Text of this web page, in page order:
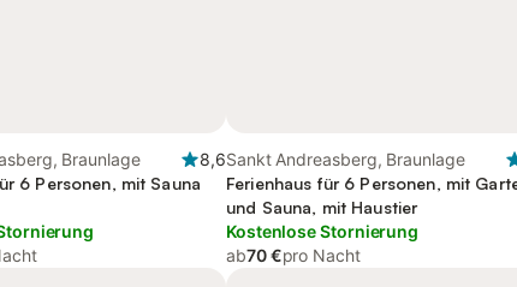
Braunlage
8,6
6 Personen, mit Sauna
Sankt Andreasberg, Braunlage
Ferienhaus für 6 Personen, mit
und Sauna, mit Haustier
Kostenlose Stornierung
ab70 €pro Nacht